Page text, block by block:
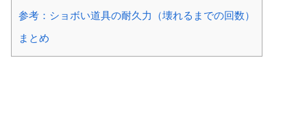
参考：ショボい道具の耐久力（壊れるまでの回数）
まとめ